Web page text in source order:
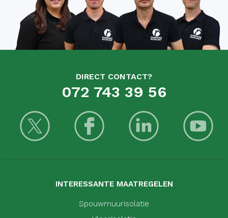
DIRECT CONTACT?
072 743 39 56
INTERESSANTE MAATREGELEN
Spouwmuurisolatie